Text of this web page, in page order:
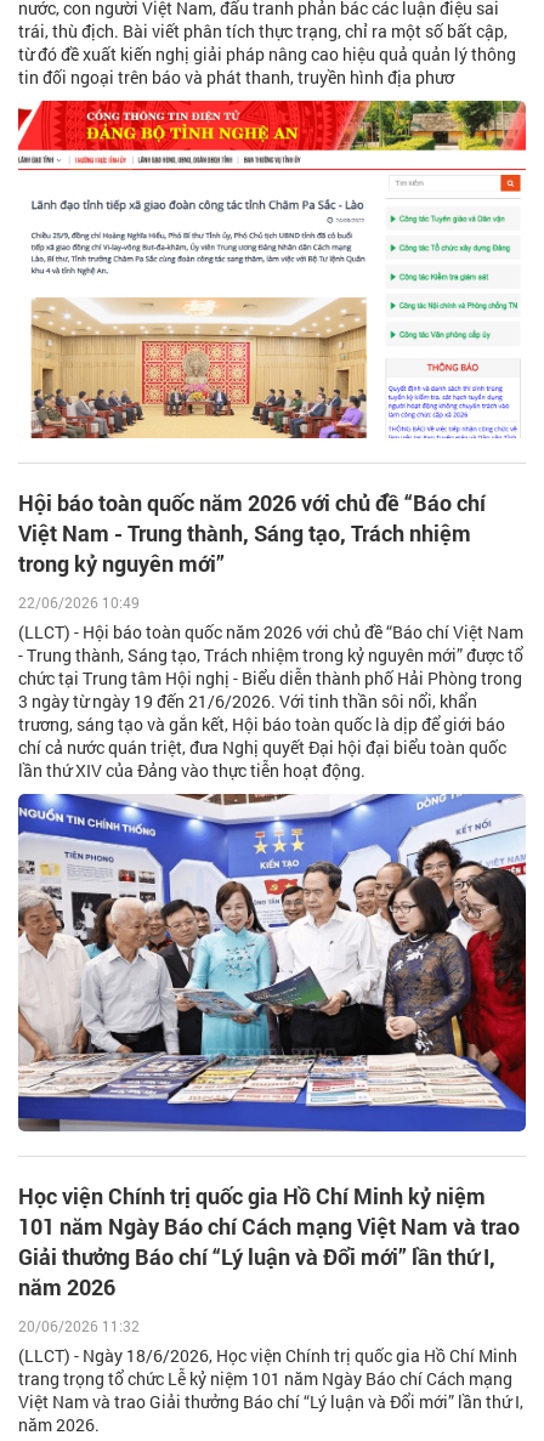
nước, con người Việt Nam, đấu tranh phản bác các luận điệu sai
trái, thù địch. Bài viết phân tích thực trạng, chỉ ra một số bất cập,
từ đó đề xuất kiến nghị giải pháp nâng cao hiệu quả quản lý thông
tin đối ngoại trên báo và phát thanh, truyền hình địa phươ
Hội báo toàn quốc năm 2026 với chủ đề “Báo chí
Việt Nam - Trung thành, Sáng tạo, Trách nhiệm
trong kỷ nguyên mới”
22/06/2026 10:49
(LLCT) - Hội báo toàn quốc năm 2026 với chủ đề “Báo chí Việt Nam
- Trung thành, Sáng tạo, Trách nhiệm trong kỷ nguyên mới” được tổ
chức tại Trung tâm Hội nghị - Biểu diễn thành phố Hải Phòng trong
3 ngày từ ngày 19 đến 21/6/2026. Với tinh thần sôi nổi, khẩn
trương, sáng tạo và gắn kết, Hội báo toàn quốc là dịp để giới báo
chí cả nước quán triệt, đưa Nghị quyết Đại hội đại biểu toàn quốc
lần thứ XIV của Đảng vào thực tiễn hoạt động.
Học viện Chính trị quốc gia Hồ Chí Minh kỷ niệm
101 năm Ngày Báo chí Cách mạng Việt Nam và trao
Giải thưởng Báo chí “Lý luận và Đổi mới” lần thứ I,
năm 2026
20/06/2026 11:32
(LLCT) - Ngày 18/6/2026, Học viện Chính trị quốc gia Hồ Chí Minh
trang trọng tổ chức Lễ kỷ niệm 101 năm Ngày Báo chí Cách mạng
Việt Nam và trao Giải thưởng Báo chí “Lý luận và Đổi mới” lần thứ I,
năm 2026.